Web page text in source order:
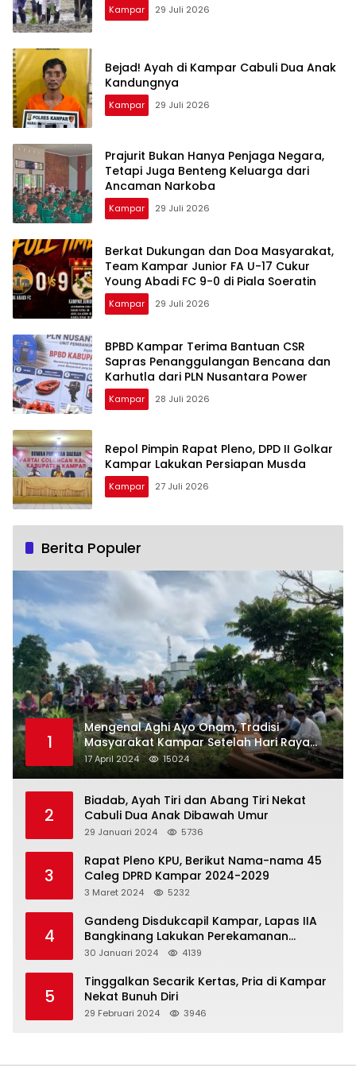
Kampar 29 Juli 2026
Bejad! Ayah di Kampar Cabuli Dua Anak
Kandungnya
Kampar 29 Juli 2026
Prajurit Bukan Hanya Penjaga Negara,
Tetapi Juga Benteng Keluarga dari
Ancaman Narkoba
Kampar 29 Juli 2026
Berkat Dukungan dan Doa Masyarakat,
Team Kampar Junior FA U-17 Cukur
Young Abadi FC 9-0 di Piala Soeratin
Kampar 29 Juli 2026
BPBD Kampar Terima Bantuan CSR
Sapras Penanggulangan Bencana dan
Karhutla dari PLN Nusantara Power
Kampar 28 Juli 2026
Repol Pimpin Rapat Pleno, DPD II Golkar
Kampar Lakukan Persiapan Musda
Kampar 27 Juli 2026
Berita Populer
1
Mengenal Aghi Ayo Onam, Tradisi
Masyarakat Kampar Setelah Hari Raya
Idul Fitri
17 April 2024 15024
2
Biadab, Ayah Tiri dan Abang Tiri Nekat
Cabuli Dua Anak Dibawah Umur
29 Januari 2024 5736
3
Rapat Pleno KPU, Berikut Nama-nama 45
3 Maret 2024 5232
4
Gandeng Disdukcapil Kampar, Lapas IIA
Bangkinang Lakukan Perekamanan
Kependudukan WBP
30 Januari 2024 4139
5
Tinggalkan Secarik Kertas, Pria di Kampar
Nekat Bunuh Diri
29 Februari 2024 3946